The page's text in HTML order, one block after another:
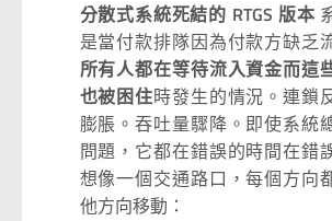
分散式系統死結的 RTGS 版本
是當付款排隊因為付款方缺乏
所有人都在等待流入資金而這
也被困住時發生的情況。連鎖
膨脹。吞吐量驟降。即使系統
問題，它都在錯誤的時間在錯
想像一個交通路口，每個方向
他方向移動：